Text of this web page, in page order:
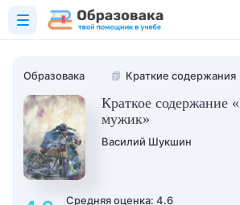
Образовака 📗 Краткие содержания
Краткое содержание
мужик»
Василий Шукшин
Средняя оценка: 4.6